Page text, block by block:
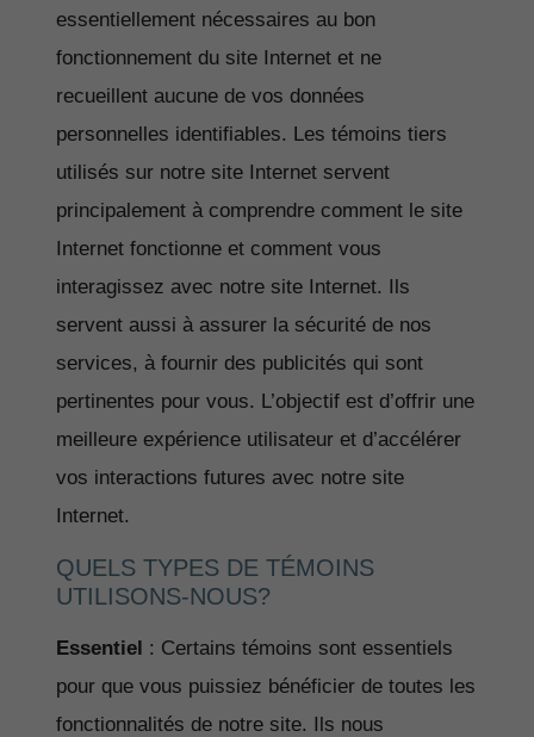
essentiellement nécessaires au bon
fonctionnement du site Internet et ne
recueillent aucune de vos données
personnelles identifiables. Les témoins tiers
utilisés sur notre site Internet servent
principalement à comprendre comment le site
Internet fonctionne et comment vous
interagissez avec notre site Internet. Ils
servent aussi à assurer la sécurité de nos
services, à fournir des publicités qui sont
pertinentes pour vous. L’objectif est d’offrir une
meilleure expérience utilisateur et d’accélérer
vos interactions futures avec notre site
Internet.
QUELS TYPES DE TÉMOINS
UTILISONS-NOUS?
Essentiel : Certains témoins sont essentiels
pour que vous puissiez bénéficier de toutes les
fonctionnalités de notre site. Ils nous